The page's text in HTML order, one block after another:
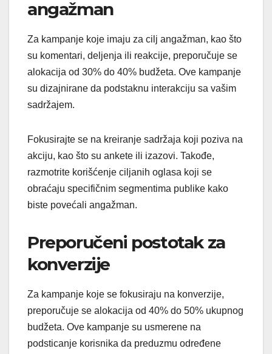
angažman
Za kampanje koje imaju za cilj angažman, kao što
su komentari, deljenja ili reakcije, preporučuje se
alokacija od 30% do 40% budžeta. Ove kampanje
su dizajnirane da podstaknu interakciju sa vašim
sadržajem.
Fokusirajte se na kreiranje sadržaja koji poziva na
akciju, kao što su ankete ili izazovi. Takođe,
razmotrite korišćenje ciljanih oglasa koji se
obraćaju specifičnim segmentima publike kako
biste povećali angažman.
Preporučeni postotak za
konverzije
Za kampanje koje se fokusiraju na konverzije,
preporučuje se alokacija od 40% do 50% ukupnog
budžeta. Ove kampanje su usmerene na
podsticanje korisnika da preduzmu određene